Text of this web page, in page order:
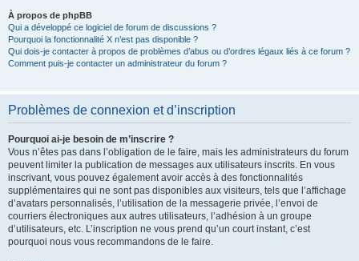
À propos de phpBB
Qui a développé ce logiciel de forum de discussions ?
Pourquoi la fonctionnalité X n’est pas disponible ?
Qui dois-je contacter à propos de problèmes d’abus ou d’ordres légaux liés à ce forum ?
Comment puis-je contacter un administrateur du forum ?
Problèmes de connexion et d’inscription
Pourquoi ai-je besoin de m’inscrire ?
Vous n’êtes pas dans l’obligation de le faire, mais les administrateurs du forum
peuvent limiter la publication de messages aux utilisateurs inscrits. En vous
inscrivant, vous pouvez également avoir accès à des fonctionnalités
supplémentaires qui ne sont pas disponibles aux visiteurs, tels que l’affichage
d’avatars personnalisés, l’utilisation de la messagerie privée, l’envoi de
courriers électroniques aux autres utilisateurs, l’adhésion à un groupe
d’utilisateurs, etc. L’inscription ne vous prend qu’un court instant, c’est
pourquoi nous vous recommandons de le faire.